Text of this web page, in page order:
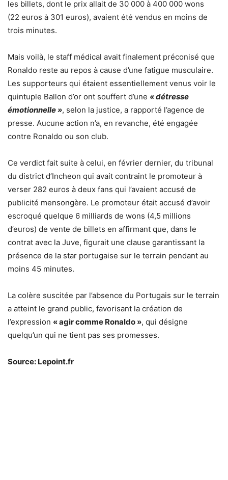
les billets, dont le prix allait de 30 000 à 400 000 wons
(22 euros à 301 euros), avaient été vendus en moins de
trois minutes.
Mais voilà, le staff médical avait finalement préconisé que
Ronaldo reste au repos à cause d’une fatigue musculaire.
Les supporteurs qui étaient essentiellement venus voir le
quintuple Ballon d’or ont souffert d’une « détresse
émotionnelle », selon la justice, a rapporté l’agence de
presse. Aucune action n’a, en revanche, été engagée
contre Ronaldo ou son club.
Ce verdict fait suite à celui, en février dernier, du tribunal
du district d’Incheon qui avait contraint le promoteur à
verser 282 euros à deux fans qui l’avaient accusé de
publicité mensongère. Le promoteur était accusé d’avoir
escroqué quelque 6 milliards de wons (4,5 millions
d’euros) de vente de billets en affirmant que, dans le
contrat avec la Juve, figurait une clause garantissant la
présence de la star portugaise sur le terrain pendant au
moins 45 minutes.
La colère suscitée par l’absence du Portugais sur le terrain
a atteint le grand public, favorisant la création de
l’expression « agir comme Ronaldo », qui désigne
quelqu’un qui ne tient pas ses promesses.
Source: Lepoint.fr